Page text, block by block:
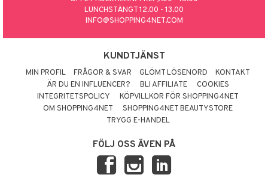
LUNCHSTÄNGT 12.00 - 13.00
INFO@SHOPPING4NET.COM
KUNDTJÄNST
MIN PROFIL FRÅGOR & SVAR GLÖMT LÖSENORD
KONTAKT
ÄR DU EN INFLUENCER?
BLI AFFILIATE
COOKIES
INTEGRITETSPOLICY
KÖPVILLKOR FÖR SHOPPING4NET
OM SHOPPING4NET
SHOPPING4NET BEAUTYSTORE
TRYGG E-HANDEL
FÖLJ OSS ÄVEN PÅ